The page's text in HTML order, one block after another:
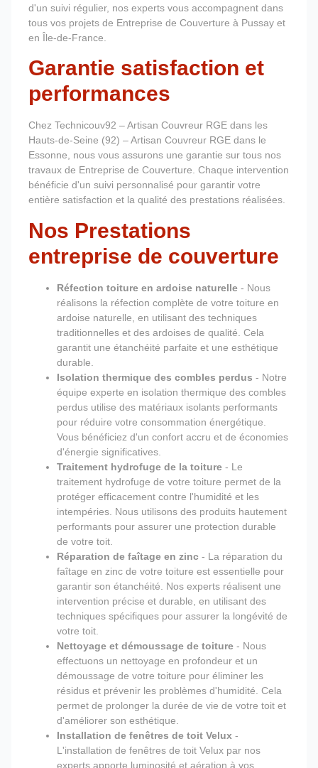
d'un suivi régulier, nos experts vous accompagnent dans
tous vos projets de Entreprise de Couverture à Pussay et
en Île-de-France.
Garantie satisfaction et
performances
Chez Technicouv92 – Artisan Couvreur RGE dans les
Hauts-de-Seine (92) – Artisan Couvreur RGE dans le
Essonne, nous vous assurons une garantie sur tous nos
travaux de Entreprise de Couverture. Chaque intervention
bénéficie d'un suivi personnalisé pour garantir votre
entière satisfaction et la qualité des prestations réalisées.
Nos Prestations
entreprise de couverture
Réfection toiture en ardoise naturelle - Nous
réalisons la réfection complète de votre toiture en
ardoise naturelle, en utilisant des techniques
traditionnelles et des ardoises de qualité. Cela
garantit une étanchéité parfaite et une esthétique
durable.
Isolation thermique des combles perdus - Notre
équipe experte en isolation thermique des combles
perdus utilise des matériaux isolants performants
pour réduire votre consommation énergétique.
Vous bénéficiez d'un confort accru et de économies
d'énergie significatives.
Traitement hydrofuge de la toiture - Le
traitement hydrofuge de votre toiture permet de la
protéger efficacement contre l'humidité et les
intempéries. Nous utilisons des produits hautement
performants pour assurer une protection durable
de votre toit.
Réparation de faîtage en zinc - La réparation du
faîtage en zinc de votre toiture est essentielle pour
garantir son étanchéité. Nos experts réalisent une
intervention précise et durable, en utilisant des
techniques spécifiques pour assurer la longévité de
votre toit.
Nettoyage et démoussage de toiture - Nous
effectuons un nettoyage en profondeur et un
démoussage de votre toiture pour éliminer les
résidus et prévenir les problèmes d'humidité. Cela
permet de prolonger la durée de vie de votre toit et
d'améliorer son esthétique.
Installation de fenêtres de toit Velux -
L'installation de fenêtres de toit Velux par nos
experts apporte luminosité et aération à vos